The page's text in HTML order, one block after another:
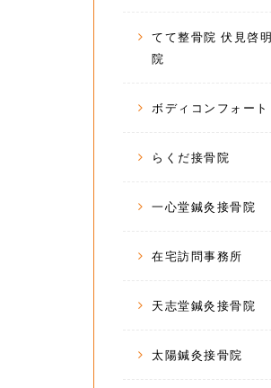
てて整骨院 伏見啓明
院
ボディコンフォート
らくだ接骨院
一心堂鍼灸接骨院
在宅訪問事務所
天志堂鍼灸接骨院
太陽鍼灸接骨院